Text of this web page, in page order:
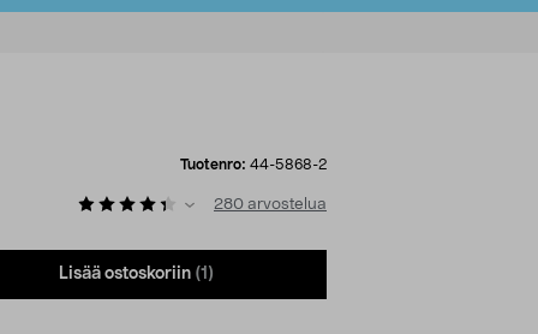
Tuotenro: 44-5868-2
280 arvostelua
Lisää ostoskoriin (1)